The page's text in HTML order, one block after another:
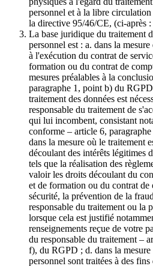
personnel et à la libre circulation
la directive 95/46/CE, (ci-après
La base juridique du traitement
personnel est : a. dans la
à l'exécution du contrat de
formation ou du contrat de
mesures préalables à la
paragraphe 1, point b) du
traitement des données est
responsable du traitement de
qui lui incombent, consistant
conforme – article 6,
dans la mesure où le traitement
découlant des intérêts légitimes
tels que la réalisation des
valoir les droits découlant du
et de formation ou du contrat de
sécurité, la prévention de la
responsable du traitement ou la
lorsque cela est justifié
renseignements reçue de votre
du responsable du traitement –
f), du RGPD ; d. dans la mesure
personnel sont traitées à des